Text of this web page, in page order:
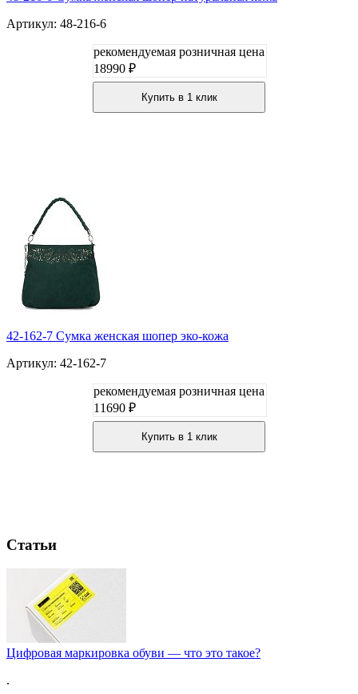
Артикул: 48-216-6
рекомендуемая розничная цена
18990 ₽
Купить в 1 клик
42-162-7 Сумка женская шопер эко-кожа
Артикул: 42-162-7
рекомендуемая розничная цена
11690 ₽
Купить в 1 клик
Статьи
Цифровая маркировка обуви — что это такое?
.